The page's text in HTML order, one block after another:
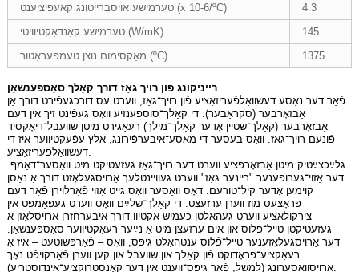
טערמישע אויסברייטונג קאעפיציענט (x 10-6/ºC)
4.3
טערמישע קאַנדאַקטיוויטי (W/mK)
145
מאַקסימום נוצן טעמפּעראַטור (ºC)
1375
רייניקונג פון רויך גאַז דורך קאַלך סאַספּענשאַן
פֿאַר דער נאַסע דעשוואַלפֿעריזאַציע פֿון רויך־גאַז, ווערט עס דורכגעפֿירט דורך אַן
אַבזאָרבער (סקראַבער). די קאַלך־סוספּענזיע וואָס געפֿינט זיך אין דעם
אַבזאָרבער (קאַלך־שטיין אָדער קאַלך־מילך) רעאַגירט מיטן שוועבל־דיאָקסיד
פֿונעם רויך־גאַז. וואָס בעסער די מאַסע־איבערפֿירונג, אַלץ עפֿעקטיווער איז די
דעשוואַלפֿעריזאַציע.
גלײַכצײַטיק מיטן אַבזאָרפּציע ווערט דער רויך־גאַז געזעטיקט מיט וואַסער־דאַמף.
דער אַזוי־גערופענער "ריינער גאַז" ווערט געוויינטלעך אַרויסגעלאָזט דורך אַ נאַסן
קוימען אָדער קיל־טורעם. דאָס וואַסער וואָס גייט אַזוי פֿאַרלוירן פֿאַר דעם
פּראָצעס מוז ווערן ערזעצט. די קאַלך־שלײַם וואָס ווערט געפּאַמפּט אין
צירקולאַציע ווערט געהאַלטן כעמיש אַקטיוו דורך איבערחזרן אַרויסלאָזן אַ
געזעטיקטן טייל־פֿלוס און אים ערזעצן מיט אַ נײַער רעאַקטיווער סאַספּענשאַן.
דער אַרויסגעלאָזענער טייל־פֿלוס ענטהאַלט גיפּס, וואָס – פֿאַרפּשוטעט – איז אַ
רעאַקציע־פּראָדוקט פֿון קאַלך און שוועבל און קען ווערן פֿאַרקויפֿט נאָך
אַרויסוואַסערונג (למשל, פֿאַר גיפּס־ווענט אין דער קאָנסטרוקציע־אינדוסטריע).